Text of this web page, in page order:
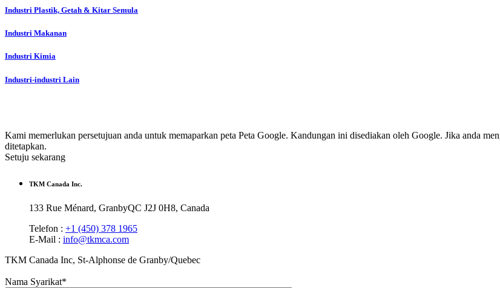
Industri Plastik, Getah & Kitar Semula
Industri Makanan
Industri Kimia
Industri-industri Lain
Kami memerlukan persetujuan anda untuk memaparkan peta Peta Google. Kandungan ini disediakan oleh Google. Jika anda
ditetapkan.
Setuju sekarang
TKM Canada Inc.
133 Rue Ménard, GranbyQC J2J 0H8, Canada
Telefon : +1 (450) 378 1965
E-Mail : info@tkmca.com
TKM Canada Inc, St-Alphonse de Granby/Quebec
Nama Syarikat*